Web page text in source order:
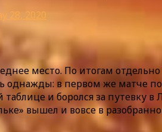
28, 2020
место. По итогам отдельно
однажды: в первом же матче
и боролся за путевку
вышел и вовсе в